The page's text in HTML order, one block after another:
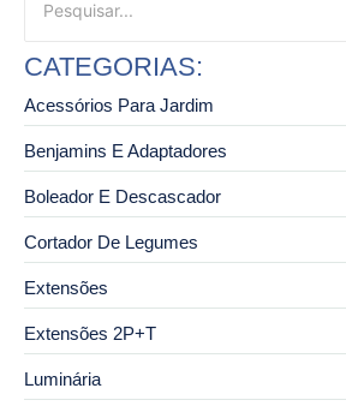
CATEGORIAS:
Acessórios Para Jardim
Benjamins E Adaptadores
Boleador E Descascador
Cortador De Legumes
Extensões
Extensões 2P+T
Luminária